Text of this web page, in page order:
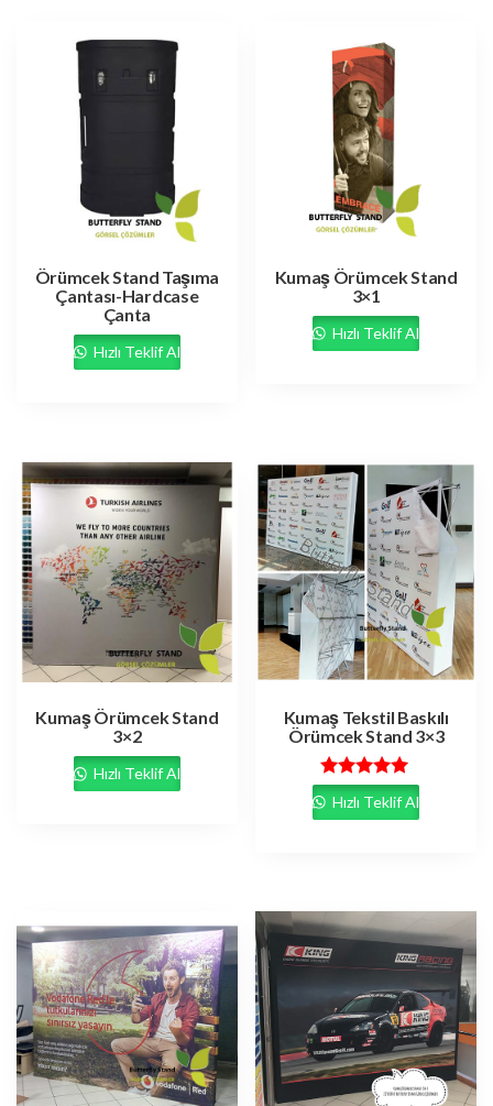
Örümcek Stand Taşıma
Çantası-Hardcase
Çanta
Hızlı Teklif Al
Kumaş Örümcek Stand
3×1
Hızlı Teklif Al
Kumaş Örümcek Stand
3×2
Hızlı Teklif Al
Kumaş Tekstil Baskılı
Örümcek Stand 3×3
5 üzerinden
5.00
oy aldı
Hızlı Teklif Al